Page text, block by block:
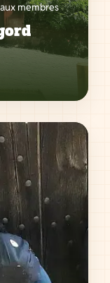
membres